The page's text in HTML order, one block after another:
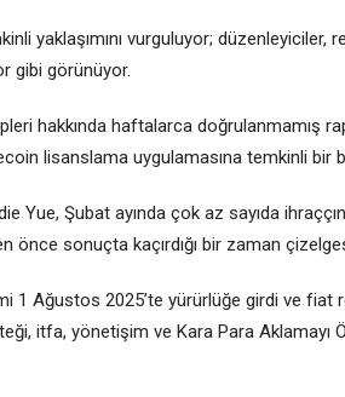
yaklaşımını vurguluyor; düzenleyiciler,
gibi görünüyor.
hakkında haftalarca doğrulanmamış
lisanslama uygulamasına temkinli bir
Yue, Şubat ayında çok az sayıda
önce sonuçta kaçırdığı bir zaman
1 Ağustos 2025’te yürürlüğe girdi ve fiat
itfa, yönetişim ve Kara Para Aklamayı